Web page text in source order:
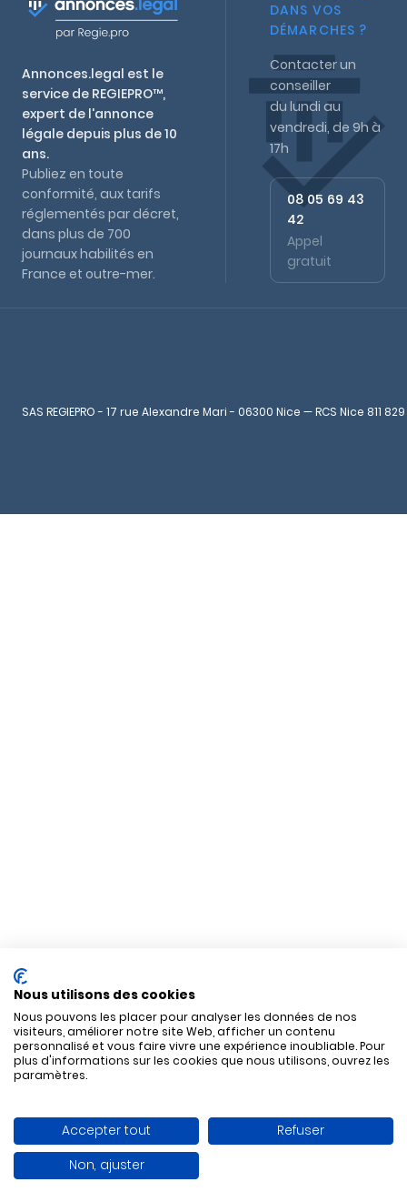
Annonces.legal est le
service de REGIEPRO™,
expert de l'annonce
légale depuis plus de 10
ans.
Publiez en toute
conformité, aux tarifs
réglementés par décret,
dans plus de 700
journaux habilités en
France et outre-mer.
DANS VOS
DÉMARCHES ?
Contacter un
conseiller
du lundi au
vendredi, de 9h à
17h
08 05 69 43
42
Appel
gratuit
SAS REGIEPRO - 17 rue Alexandre Mari - 06300 Nice — RCS Nice 811
Nous utilisons des cookies
Nous pouvons les placer pour analyser les données de nos
visiteurs, améliorer notre site Web, afficher un contenu
personnalisé et vous faire vivre une expérience inoubliable. Pour
plus d'informations sur les cookies que nous utilisons, ouvrez les
paramètres.
Accepter tout
Refuser
Non, ajuster